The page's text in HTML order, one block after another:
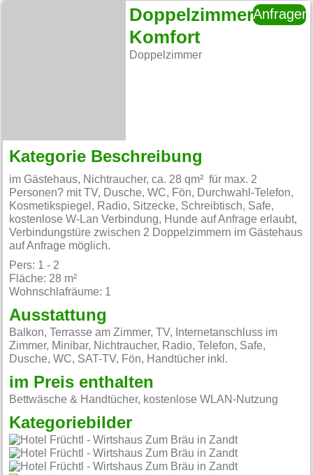
Doppelzimmer
Komfort
Doppelzimmer
Anfragen
Kategorie Beschreibung
im Gästehaus, Nichtraucher, ca. 28 qm² für max. 2
Personen? mit TV, Dusche, WC, Fön, Durchwahl-Telefon,
Kosmetikspiegel, Radio, Sitzecke, Schreibtisch, Safe,
kostenlose W-Lan Verbindung, Hunde auf Anfrage erlaubt,
Verbindungstüre zwischen 2 Doppelzimmern im Gästehaus
auf Anfrage möglich.
Pers: 1 - 2
Fläche: 28 m²
Wohnschlafräume: 1
Ausstattung
Balkon, Terrasse am Zimmer, TV, Internetanschluss im
Zimmer, Minibar, Nichtraucher, Radio, Telefon, Safe,
Dusche, WC, SAT-TV, Fön, Handtücher inkl.
im Preis enthalten
Bettwäsche & Handtücher, kostenlose WLAN-Nutzung
Kategoriebilder